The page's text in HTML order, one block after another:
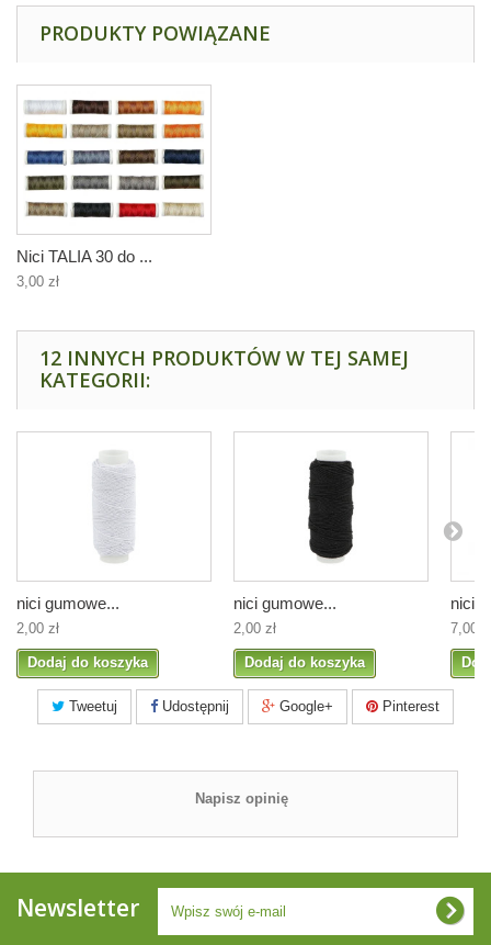
PRODUKTY POWIĄZANE
Nici TALIA 30 do ...
3,00 zł
12 INNYCH PRODUKTÓW W TEJ SAMEJ
KATEGORII:
nici gumowe...
2,00 zł
Dodaj do koszyka
nici gumowe...
2,00 zł
Dodaj do koszyka
nici
7,00
Tweetuj Udostępnij Google+ Pinterest
Napisz opinię
Newsletter